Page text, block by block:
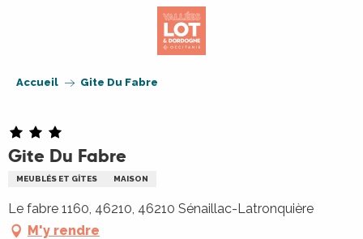
Accueil Gite Du Fabre
Gite Du Fabre
MEUBLÉS ET GÎTES MAISON
Le fabre 1160, 46210, 46210 Sénaillac-Latronquière
M'y rendre